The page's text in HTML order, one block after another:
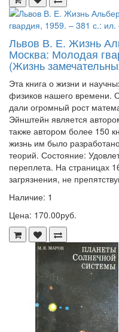
Львов В. Е. Жизнь
Москва: Молодая
(Жизнь
Эта книга о жизни и
физиков нашего времени.
дали огромный рост
Эйнштейн является
также автором более 150
жизнь им было
теорий. Состояние:
переплета. На страницах
загрязнения, не
Наличие: 1
Цена: 170.00руб.